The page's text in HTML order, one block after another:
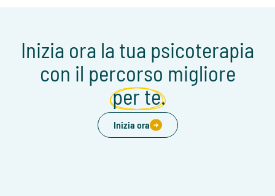
Inizia ora la tua psicoterapia
con il percorso migliore
per te.
Inizia ora